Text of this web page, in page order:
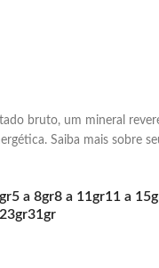
bruto, um mineral
Saiba mais sobre
5 a 8gr8 a 11gr11 a
31gr